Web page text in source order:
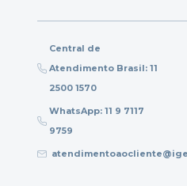
Central de
Atendimento Brasil: 11
2500 1570
WhatsApp: 11 9 7117
9759